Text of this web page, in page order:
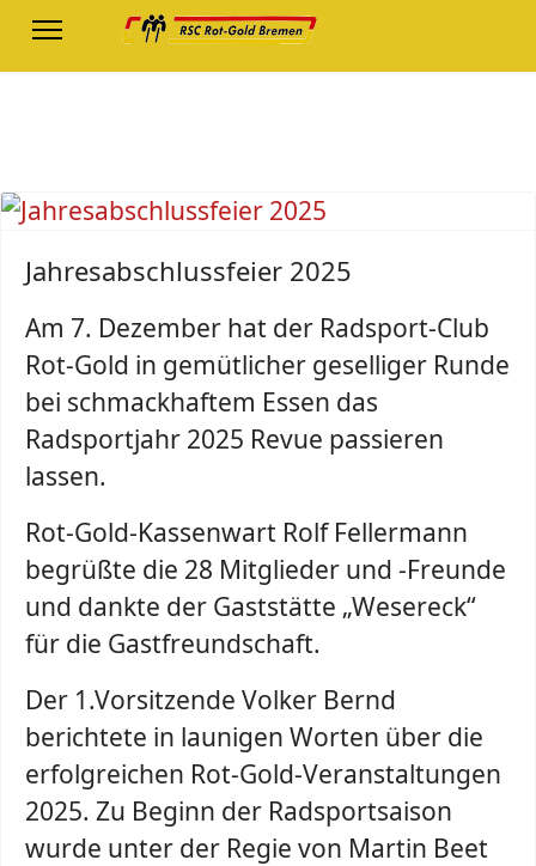
Jahresabschlussfeier 2025
Am 7. Dezember hat der Radsport-Club
Rot-Gold in gemütlicher geselliger Runde
bei schmackhaftem Essen das
Radsportjahr 2025 Revue passieren
lassen.
Rot-Gold-Kassenwart Rolf Fellermann
begrüßte die 28 Mitglieder und -Freunde
und dankte der Gaststätte „Wesereck“
für die Gastfreundschaft.
Der 1.Vorsitzende Volker Bernd
berichtete in launigen Worten über die
erfolgreichen Rot-Gold-Veranstaltungen
2025. Zu Beginn der Radsportsaison
wurde unter der Regie von Martin Beet